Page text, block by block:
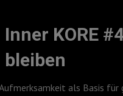
Inner KORE
bleiben
als Basis für